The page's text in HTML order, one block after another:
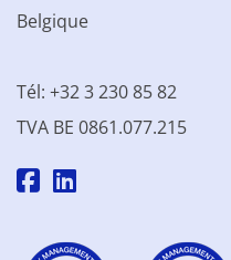
Belgique
Tél: +32 3 230 85 82
TVA BE 0861.077.215